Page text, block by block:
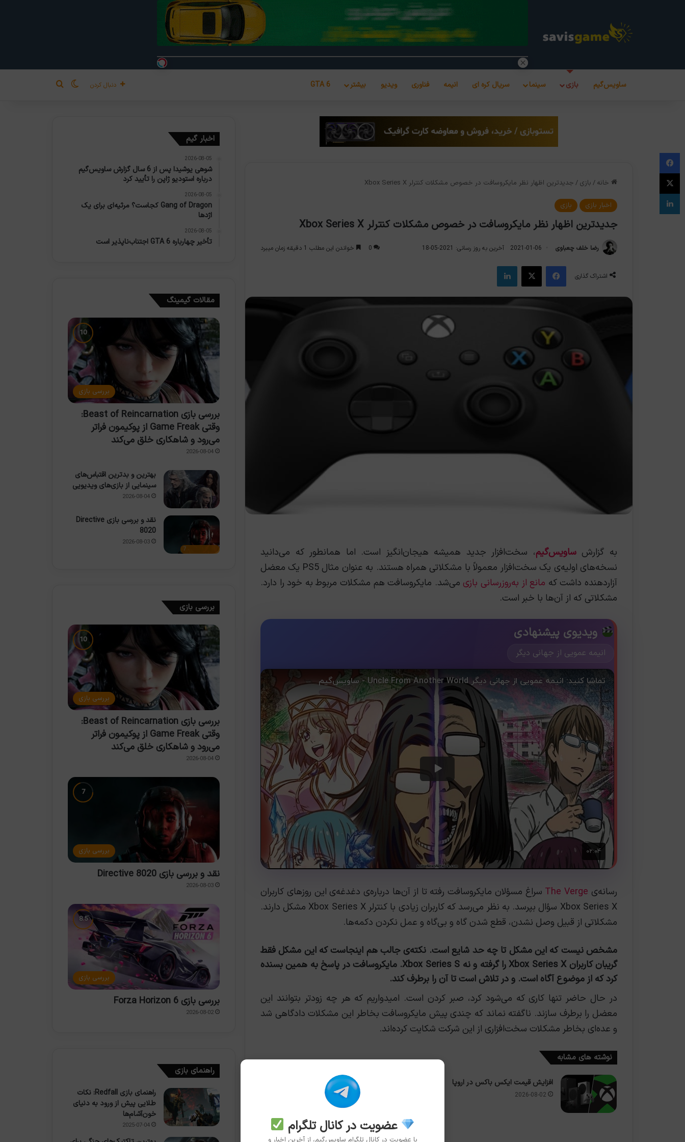
ساویس‌گیم بازی سینما سریال کره ای انیمه فناوری ویدیو بیشتر GTA 6 دنبال کردن تغییر پوسته
جستجو برای
خانه / بازی / جدیدترین اظهار نظر مایکروسافت در خصوص مشکلات کنترلر Xbox Series X
اخبار بازی بازی
جدیدترین اظهار نظر مایکروسافت در خصوص مشکلات کنترلر Xbox Series X
رضا خلف چعباوی 2021-01-06 آخرین به روز رسانی: 2021-05-18 0 خواندن این مطلب 1 دقیقه زمان میبرد
اشتراک گذاری
فیس بوک X لینکدین
به گزارشساویس‌گیم، سخت‌افزار جدید همیشه هیجان‌انگیز است. اما همانطور که می‌دانید
نسخه‌های اولیه‌ی یک سخت‌افزار معمولاً با مشکلاتی همراه هستند. به عنوان مثال PS5 یک معضل
آزاردهنده داشت که مانع از به‌روزرسانی بازی می‌شد. مایکروسافت هم مشکلات مربوط به خود را دارد.
مشکلاتی که از آن‌ها با خبر است.
ویدیوی پیشنهادی
انیمه عمویی از جهانی دیگر
رسانه‌ی The Verge سراغ مسؤلان مایکروسافت رفته تا از آن‌ها درباره‌ی دغدغه‌ی این روزهای کاربران
Xbox Series X سؤال بپرسد. به نظر می‌رسد که کاربران زیادی با کنترلر Xbox Series X مشکل دارند.
مشکلاتی از قبیل وصل نشدن، قطع شدن گاه و بی‌گاه و عمل نکردن دکمه‌ها.
مشخص نیست که این مشکل تا چه حد شایع است. نکته‌ی جالب هم اینجاست که این مشکل فقط
گریبان کاربران Xbox Series X را گرفته و نه Xbox Series S. مایکروسافت در پاسخ به همین بسنده
کرد که از موضوع آگاه است. و در تلاش است تا آن را برطرف کند.
در حال حاضر تنها کاری که می‌شود کرد، صبر کردن است. امیدواریم که هر چه زودتر بتوانند این
معضل را برطرف سازند. ناگفته نماند که چندی پیش مایکروسافت بخاطر این مشکلات دادگاهی شد
و عده‌ای بخاطر مشکلات سخت‌افزاری از این شرکت شکایت کرده‌اند.
نوشته های مشابه
افزایش قیمت ایکس باکس در اروپا
2026-08-02
۲۰۲۶)
2026-07-30
اخبار گیم
2026-08-05
شوهی یوشیدا پس از 6 سال گزارش ساویس‌گیم
درباره استودیو ژاپن را تأیید کرد
2026-08-05
Gang of Dragon کجاست؟ مرثیه‌ای برای یک
اژدها
2026-08-05
تأخیر چهارباره GTA 6 اجتناب‌ناپذیر است
مقالات گیمینگ
بررسی بازی
بررسی بازی Beast of Reincarnation:
وقتی Game Freak از پوکیمون فراتر
می‌رود و شاهکاری خلق می‌کند
2026-08-04
بهترین و بدترین اقتباس‌های
سینمایی از بازی‌های ویدیویی
2026-08-04
7
نقد و بررسی بازی Directive
8020
2026-08-03
بررسی بازی
بررسی بازی
بررسی بازی Beast of Reincarnation:
وقتی Game Freak از پوکیمون فراتر
می‌رود و شاهکاری خلق می‌کند
2026-08-04
بررسی بازی
نقد و بررسی بازی Directive 8020
2026-08-03
بررسی بازی
بررسی بازی Forza Horizon 6
2026-08-02
راهنمای بازی
راهنمای بازی Redfall: نکات
طلایی پیش از ورود به دنیای
خون‌آشام‌ها
2025-07-04
فیس بوک
X
لینکدین
عضویت در کانال تلگرام
با عضویت در کانال تلگرام ساویس‌گیم، از آخرین اخبار و